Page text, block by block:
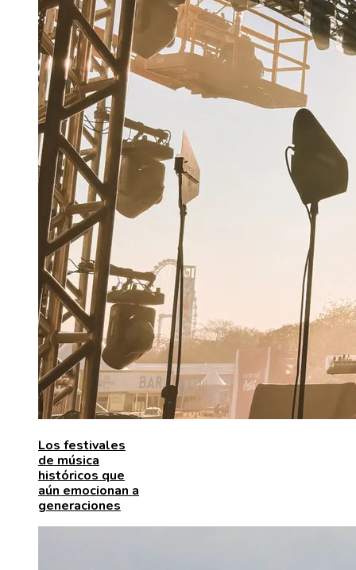
Los festivales
de música
históricos que
aún emocionan a
generaciones